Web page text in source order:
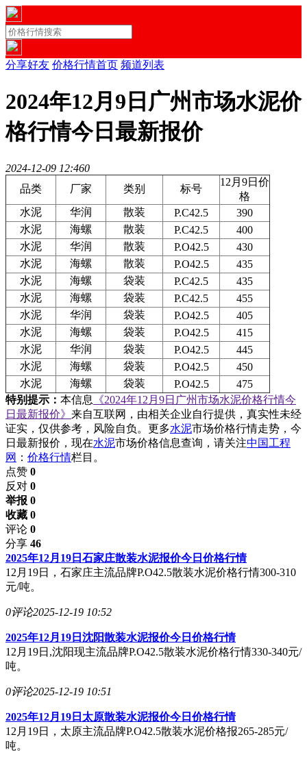
分享好友 价格行情首页 频道列表
2024年12月9日广州市场水泥价
格行情今日最新报价
2024-12-09 12:460
品类
厂家 类别 标号
12月9日价
格
水泥
华润 散装 P.C42.5
390
水泥
海螺 散装 P.C42.5
400
水泥
华润 散装 P.O42.5
430
水泥
海螺 散装 P.O42.5
435
水泥
海螺 袋装 P.C42.5
435
水泥
海螺 袋装 P.C42.5
455
水泥
华润 袋装 P.O42.5
405
水泥
海螺 袋装 P.O42.5
415
水泥
华润 袋装 P.O42.5
445
水泥
海螺 袋装 P.O42.5
450
水泥
海螺 袋装 P.O42.5
475
特别提示： 本信息
《2024年12月9日广州市场水泥价格行情今
日最新报价》 来自互联网，由相关企业自行提供，真实性未经
证实，仅供参考，风险自负。更多水泥市场价格行情走势，今
日最新报价，现在水泥市场价格信息查询，请关注中国工程
网 ： 价格行情栏目。
点赞 0
反对 0
举报 0
收藏 0
评论 0
分享 46
2025年12月19日石家庄散装水泥报价今日价格行情
12月19日，石家庄主流品牌P.O42.5散装水泥价格行情300-310
元/吨。
0评论2025-12-19 10:52
2025年12月19日沈阳散装水泥报价今日价格行情
12月19日,沈阳现主流品牌P.O42.5散装水泥价格行情330-340元/
吨。
0评论2025-12-19 10:51
2025年12月19日太原散装水泥报价今日价格行情
12月19日，太原主流品牌P.O42.5散装水泥价格报265-285元/
吨。